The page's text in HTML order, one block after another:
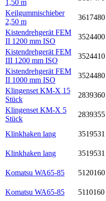
1,50 m
Keilgummischieber
2,50 m
3617480
Kistendrehgerät FEM
II 1200 mm ISO
3524400
Kistendrehgerät FEM
III 1200 mm ISO
3524410
Kistendrehgerät FEM
II 1000 mm ISO
3524480
Klingenset KM-X 15
Stück
2839360
Klingenset KM-X 5
Stück
2839355
Klinkhaken lang 3519531
Klinkhaken lang 3519531
Komatsu WA65-85 5120160
Komatsu WA65-85 5110160